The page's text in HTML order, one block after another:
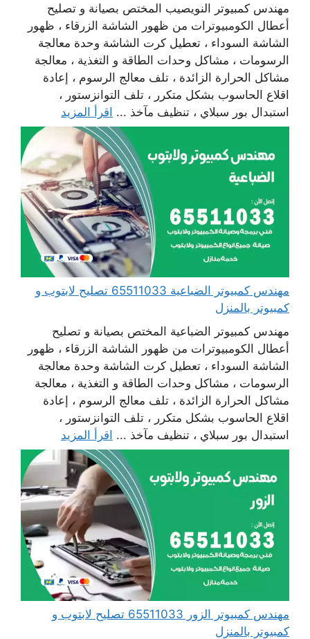
مهندس كمبيوتر النويصيب المختص بصيانة و تصليح
أعطال الكومبيوترات من ظهور الشاشة الزرقاء ، ظهور
الشاشة السوداء ، تعطيل كرت الشاشة وحدة معالجة
الرسومات ، مشاكل وحدات الطاقة و التغذية ، معالجة
مشاكل الحرارة الزائدة ، تلف معالج الرسوم ، إعادة
اقلاع الحاسوب بشكل متكرر ، تلف التوانزستور ،
استبدال بور سبلاي ، تنظيف مآخذ ... اقرأ المزيد
مهندس كمبيوتر الضباعية 65511033 تصليح لابتوب و
كمبيوتر بالمنزل
مهندس كمبيوتر الضباعية المختص بصيانة و تصليح
أعطال الكومبيوترات من ظهور الشاشة الزرقاء ، ظهور
الشاشة السوداء ، تعطيل كرت الشاشة وحدة معالجة
الرسومات ، مشاكل وحدات الطاقة و التغذية ، معالجة
مشاكل الحرارة الزائدة ، تلف معالج الرسوم ، إعادة
اقلاع الحاسوب بشكل متكرر ، تلف التوانزستور ،
استبدال بور سبلاي ، تنظيف مآخذ ... اقرأ المزيد
مهندس كمبيوتر الزور 65511033 تصليح لابتوب و
كمبيوتر بالمنزل